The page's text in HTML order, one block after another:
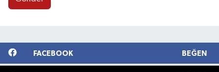
FACEBOOK BEĞEN